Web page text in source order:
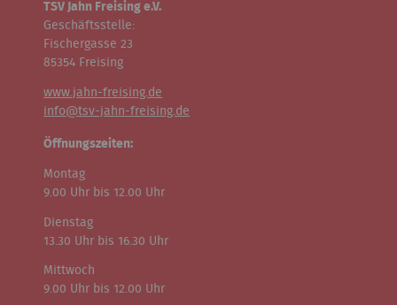
TSV Jahn Freising e.V.
Geschäftsstelle:
Fischergasse 23
85354 Freising
www.jahn-freising.de
info@tsv-jahn-freising.de
Öffnungszeiten:
Montag
9.00 Uhr bis 12.00 Uhr
Dienstag
13.30 Uhr bis 16.30 Uhr
Mittwoch
9.00 Uhr bis 12.00 Uhr